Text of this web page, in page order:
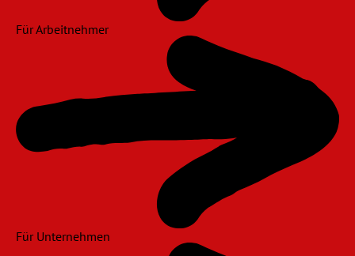
Für Arbeitnehmer
Für Unternehmen